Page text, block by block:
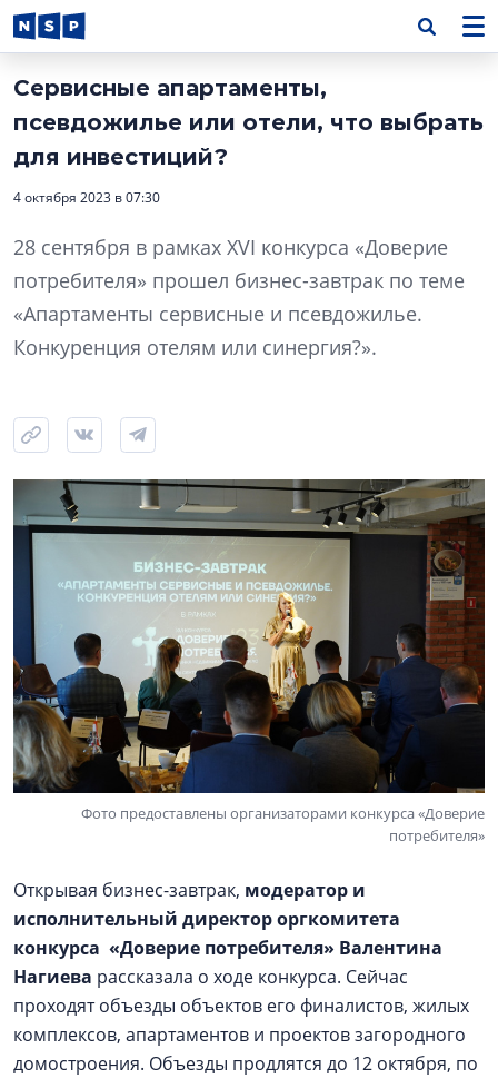
Сервисные апартаменты,
псевдожилье или отели, что выбрать
для инвестиций?
4 октября 2023 в 07:30
28 сентября в рамках XVI конкурса «Доверие
потребителя» прошел бизнес-завтрак по теме
«Апартаменты сервисные и псевдожилье.
Конкуренция отелям или синергия?».
Фото предоставлены организаторами конкурса «Доверие
потребителя»
Открывая бизнес-завтрак, модератор и
исполнительный директор оргкомитета
конкурса «Доверие потребителя» Валентина
Нагиева рассказала о ходе конкурса. Сейчас
проходят объезды объектов его финалистов, жилых
комплексов, апартаментов и проектов загородного
домостроения. Объезды продлятся до 12 октября, по